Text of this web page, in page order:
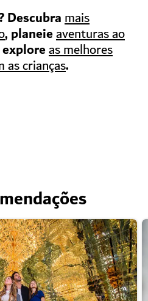
Descubramais
, planeieaventuras ao
as melhores
as crianças.